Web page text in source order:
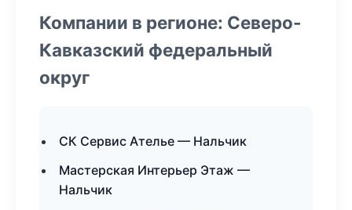
Компании в регионе: Северо-
Кавказский федеральный
округ
СК Сервис Ателье — Нальчик
Мастерская Интерьер Этаж —
Нальчик